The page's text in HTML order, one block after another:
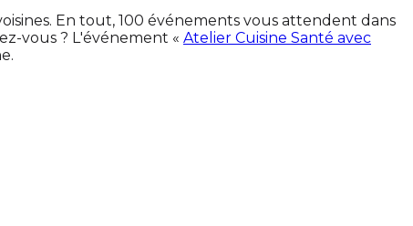
En tout, 100 événements vous attendent dans
vous ? L'événement « Atelier Cuisine Santé avec